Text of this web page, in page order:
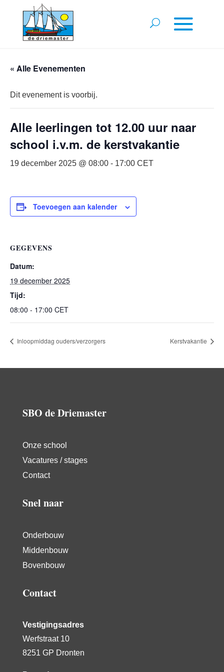
« Alle Evenementen
Dit evenement is voorbij.
Alle leerlingen tot 12.00 uur naar
school i.v.m. de kerstvakantie
19 december 2025 @ 08:00 - 17:00 CET
Toevoegen aan kalender
GEGEVENS
Datum:
19 december 2025
Tijd:
08:00 - 17:00 CET
Inloopmiddag ouders/verzorgers Kerstvakantie
SBO de Driemaster
Onze school
Vacatures / stages
Contact
Snel naar
Onderbouw
Middenbouw
Bovenbouw
Contact
Vestigingsadres
Werfstraat 10
8251 GP Dronten